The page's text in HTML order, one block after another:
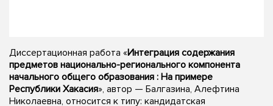
Диссертационная работа «Интеграция содержания
предметов национально-регионального компонента
начального общего образования : На примере
Республики Хакасия», автор — Балгазина, Алефтина
Николаевна, относится к типу: кандидатская